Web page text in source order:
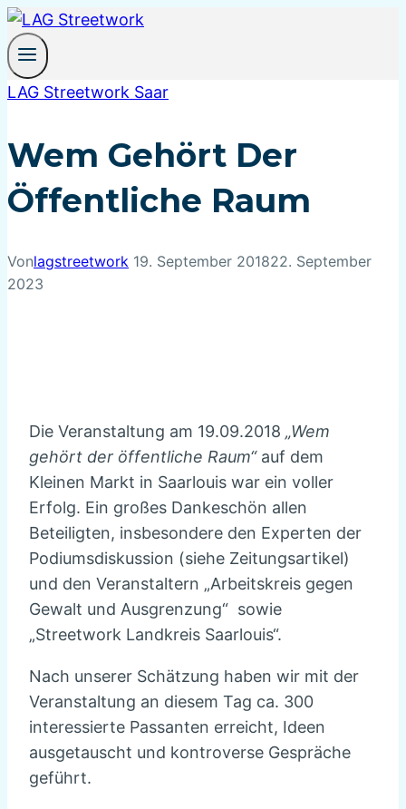
Zum
Inhalt
springen
LAG Streetwork Saar
Wem Gehört Der
Öffentliche Raum
Vonlagstreetwork 19. September 201822. September
2023
Die Veranstaltung am 19.09.2018 „Wem
gehört der öffentliche Raum“auf dem
Kleinen Markt in Saarlouis war ein voller
Erfolg. Ein großes Dankeschön allen
Beteiligten, insbesondere den Experten der
Podiumsdiskussion (siehe Zeitungsartikel)
und den Veranstaltern „Arbeitskreis gegen
Gewalt und Ausgrenzung“ sowie
„Streetwork Landkreis Saarlouis“.
Nach unserer Schätzung haben wir mit der
Veranstaltung an diesem Tag ca. 300
interessierte Passanten erreicht, Ideen
ausgetauscht und kontroverse Gespräche
geführt.